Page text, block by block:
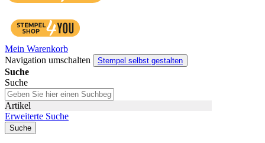
Mein Warenkorb
Navigation umschalten
Stempel selbst gestalten
Suche
Suche
Artikel
Erweiterte Suche
Suche